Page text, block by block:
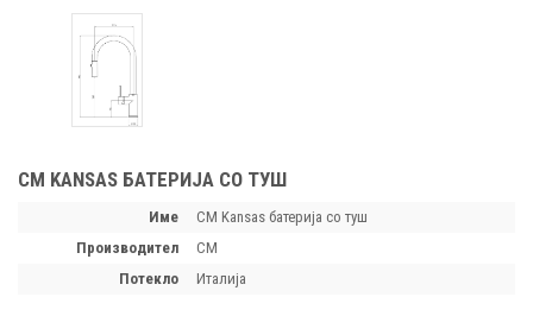
CM KANSAS БАТЕРИЈА СО ТУШ
Име
CM Kansas батерија со туш
производител
CM
потекло
Италија